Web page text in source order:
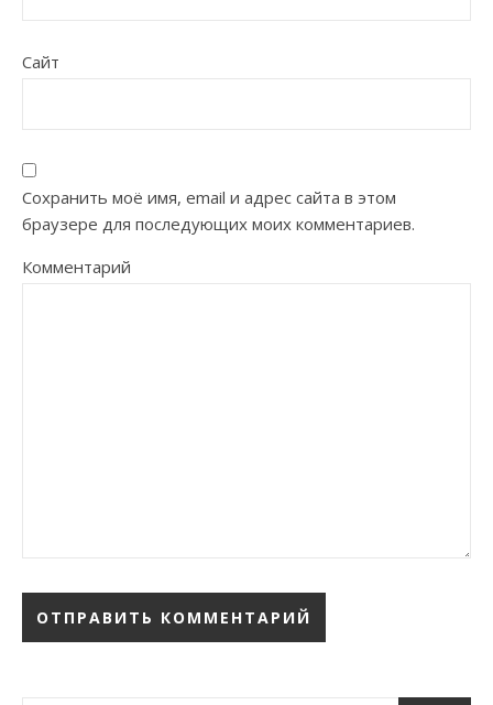
Сайт
Сохранить моё имя, email и адрес сайта в этом
браузере для последующих моих комментариев.
Комментарий